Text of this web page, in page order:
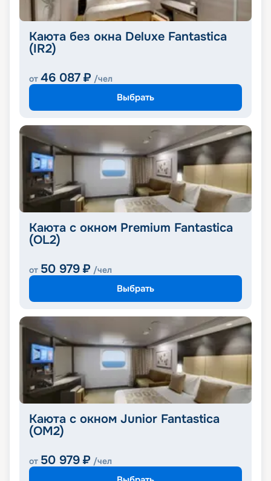
Каюта без окна Deluxe Fantastica
(IR2)
от 46 087 ₽ /чел
Выбрать
Каюта с окном Premium Fantastica
(OL2)
от 50 979 ₽ /чел
Выбрать
Каюта с окном Junior Fantastica
(OM2)
от 50 979 ₽ /чел